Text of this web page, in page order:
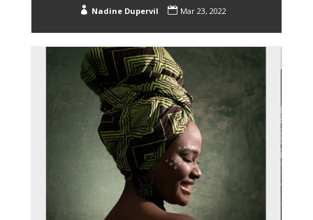
 Nadine Dupervil  Mar 23, 2022